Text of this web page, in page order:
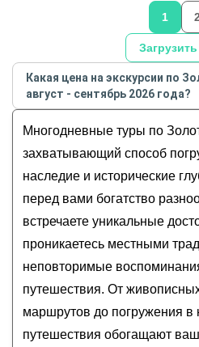
1 2
Какая цена на экскурсии по
август - сентябрь 2026 года?
- сентябрь 2026года от 12
Многодневные туры по
захватывающий способ
наследие и исторические
перед вами богатство
встречаете уникальные
проникаетесь местными
неповторимые
путешествия. От
маршрутов до погружения в
путешествия обогащают